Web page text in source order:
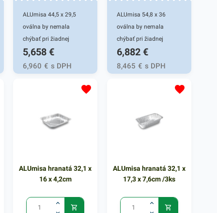
ALUmisa 44,5 x 29,5
oválna by nemala
chýbať pri žiadnej
grilovačke. Vďaka
kvalitnému hliníku, z
ktorého je tácka
vyrobená, je vhodná na
reštaurácii, hoteloch
Tento hliníkový podnos
oválneho tvaru je ľahký
a pevný, o rozmeroch
44,5 x 29,5 cm. ALUmisa
5,658 €
6,960 € s DPH
ALUmisa 54,8 x 36
oválna by nemala
chýbať pri žiadnej
grilovačke. Vďaka
kvalitnému hliníku, z
ktorého je tácka
vyrobená, je vhodná na
už ju použijete v
reštaurácii, hoteloch
Tento hliníkový podnos
oválneho tvaru je ľahký
a pevný, o rozmeroch
54,8 x 36cm. ALUmisa je
6,882 €
8,465 € s DPH
ALUmisa hranatá 32,1 x
16 x 4,2cm
ALUmisa hranatá 32,1 x
17,3 x 7,6cm /3ks